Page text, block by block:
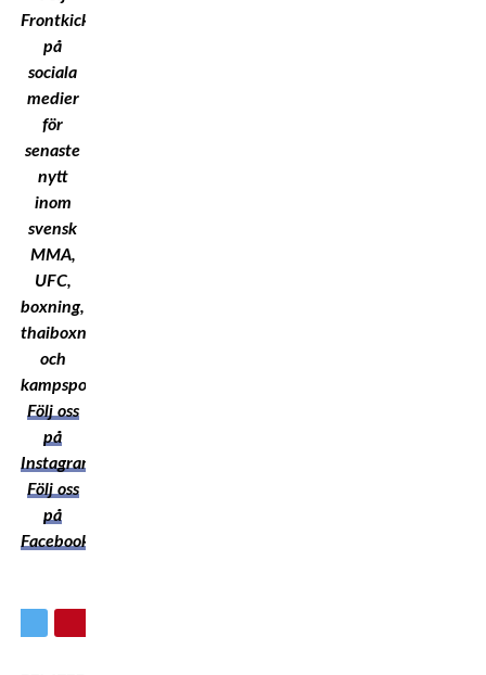
Frontkick.Online
på
sociala
medier
för
senaste
nytt
inom
svensk
MMA,
UFC,
boxning,
thaiboxning
och
kampsport!
Följ oss
på
Instagram
Följ oss
på
Facebook